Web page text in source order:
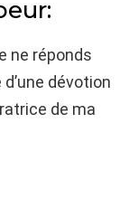
ne réponds
dévotion
de ma